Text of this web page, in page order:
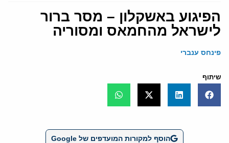
הפיגוע באשקלון – מסר ברור
לישראל מהחמאס ומסוריה
פינחס ענברי
שיתוף
הוסף למקורות המועדפים של Google